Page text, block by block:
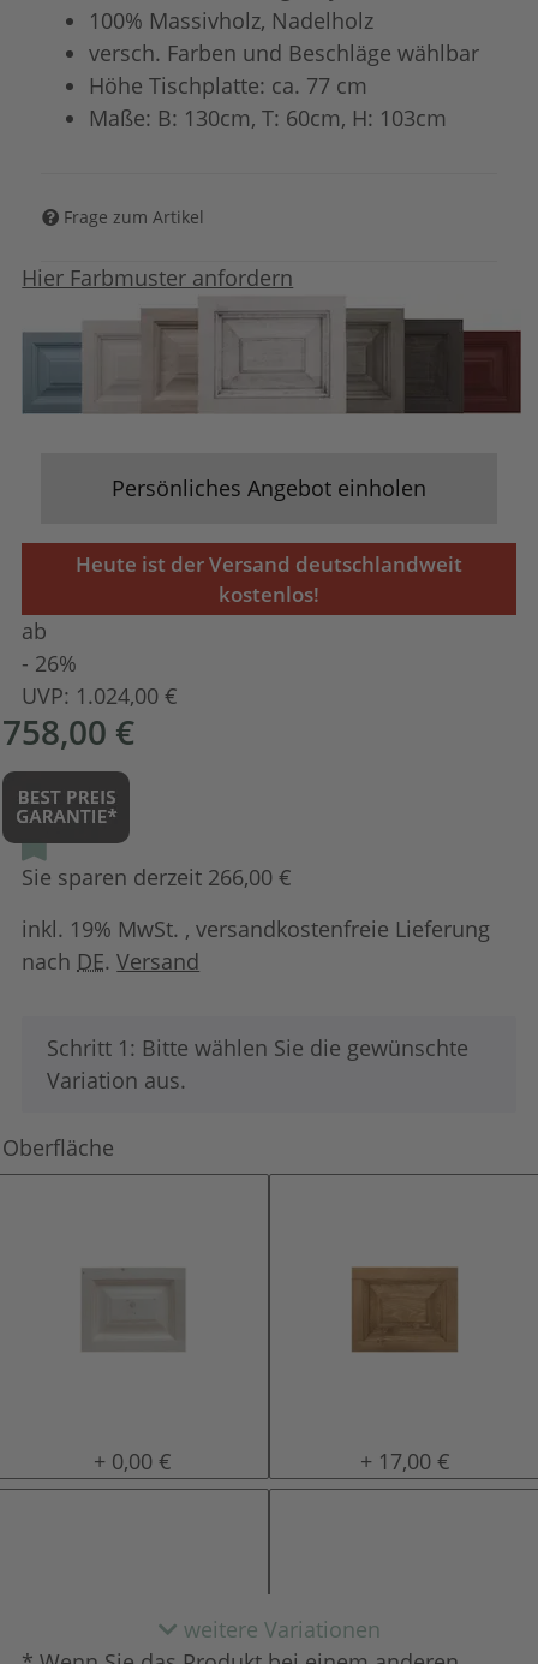
100% Massivholz, Nadelholz
versch. Farben und Beschläge wählbar
Höhe Tischplatte: ca. 77 cm
Maße: B: 130cm, T: 60cm, H: 103cm
Frage zum Artikel
Hier Farbmuster anfordern
Persönliches Angebot einholen
Heute ist der Versand deutschlandweit
kostenlos!
ab
- 26%
UVP: 1.024,00 €
758,00 €
Sie sparen derzeit 266,00 €
inkl. 19% MwSt. , versandkostenfreie Lieferung
nach DE.Versand
x
Schritt 1: Bitte wählen Sie die gewünschte
Variation aus.
Oberfläche
natur (unlackiert)
+ 0,00 € gewachst
+ 17,00 €
weitere Variationen